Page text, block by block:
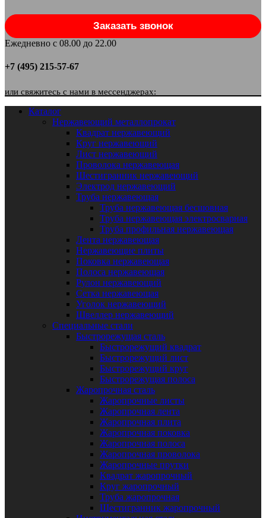
Заказать звонок
Ежедневно с 08.00 до 22.00
+7 (495) 215-57-67
или свяжитесь с нами в мессенджерах:
Каталог
Нержавеющий металлопрокат
Квадрат нержавеющий
Круг нержавеющий
Лист нержавеющий
Проволока нержавеющая
Шестигранник нержавеющий
Электрод нержавеющий
Труба нержавеющая
Труба нержавеющая бесшовная
Труба нержавеющая электросварная
Труба профильная нержавеющая
Лента нержавеющая
Нержавеющие плиты
Поковка нержавеющая
Полоса нержавеющая
Рулон нержавеющий
Сетка нержавеющая
Уголок нержавеющий
Швеллер нержавеющий
Специальные стали
Быстрорежущая сталь
Быстрорежущий квадрат
Быстрорежущий лист
Быстрорежущий круг
Быстрорежущая полоса
Жаропрочная сталь
Жаропрочные листы
Жаропрочная лента
Жаропрочная плита
Жаропрочная поковка
Жаропрочная полоса
Жаропрочная проволока
Жаропрочные прутки
Квадрат жаропрочный
Круг жаропрочный
Труба жаропрочная
Шестигранник жаропрочный